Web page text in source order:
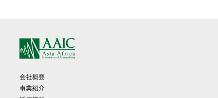
会社概要
事業紹介